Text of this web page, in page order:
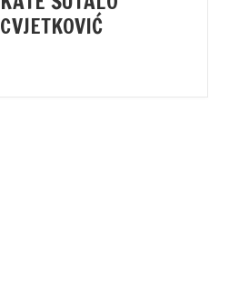
CVJETKOVIĆ